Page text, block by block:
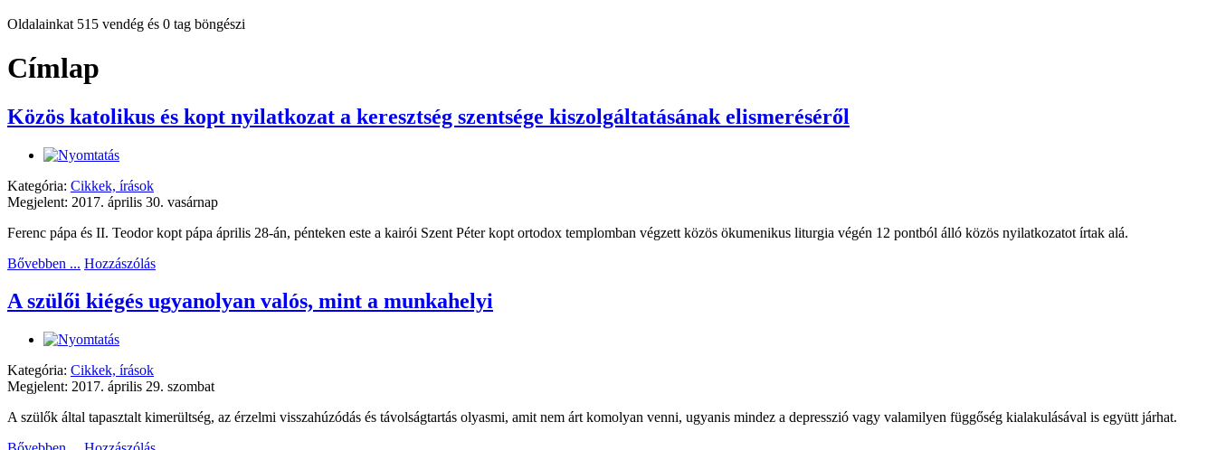
Oldalainkat 515 vendég és 0 tag böngészi
Címlap
Közös katolikus és kopt nyilatkozat a keresztség szentsége kiszolgáltatásának elismeréséről
Kategória: Cikkek, írások
Megjelent: 2017. április 30. vasárnap
Ferenc pápa és II. Teodor kopt pápa április 28-án, pénteken este a kairói Szent Péter kopt ortodox templomban végzett közös ökumenikus liturgia végén 12 pontból álló közös nyilatkozatot írtak alá.
Bővebben ... Hozzászólás
A szülői kiégés ugyanolyan valós, mint a munkahelyi
Kategória: Cikkek, írások
Megjelent: 2017. április 29. szombat
A szülők által tapasztalt kimerültség, az érzelmi visszahúzódás és távolságtartás olyasmi, amit nem árt komolyan venni, ugyanis mindez a depresszió vagy valamilyen függőség kialakulásával is együtt járhat.